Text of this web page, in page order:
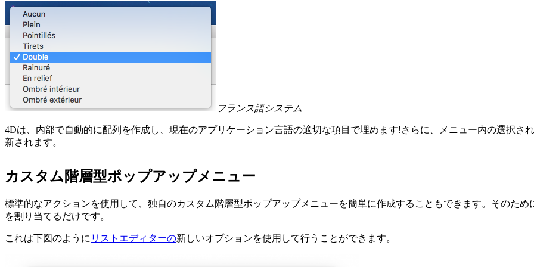
フランス語システム
4Dは、内部で自動的に配列を作成し、現在のアプリケーション言語の適切な項目で埋めます!さらに、メニュー内の選択さ
新されます。
カスタム階層型ポップアップメニュー
標準的なアクションを使用して、独自のカスタム階層型ポップアップメニューを簡単に作成することもできます。そのた
を割り当てるだけです。
これは下図のように リストエディターの新しいオプションを使用して行うことができます。